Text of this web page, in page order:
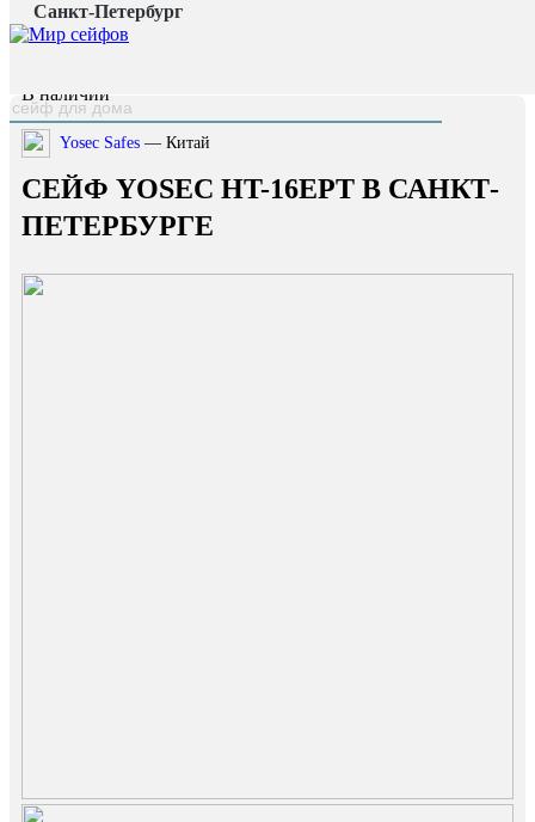
Санкт-Петербург
Главная страница /
Каталог /
В наличии
Yosec Safes — Китай
СЕЙФ YOSEC HT-16EPT В САНКТ-
ПЕТЕРБУРГЕ